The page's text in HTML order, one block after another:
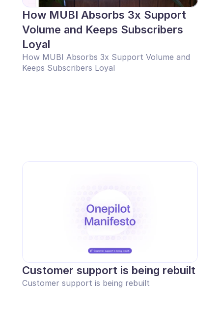
How MUBI Absorbs 3x Support
Volume and Keeps Subscribers
Loyal
How MUBI Absorbs 3x Support Volume and
Keeps Subscribers Loyal
Customer support is being rebuilt
Customer support is being rebuilt